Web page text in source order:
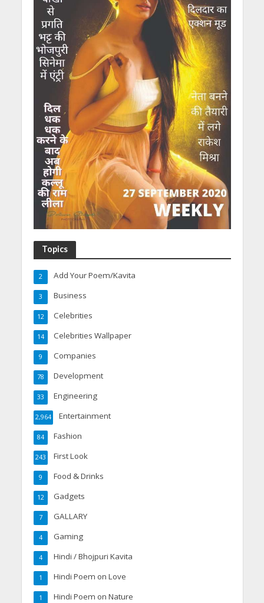
Topics
Add Your Poem/Kavita
2
Business
3
Celebrities
12
Celebrities Wallpaper
14
Companies
9
Development
78
Engineering
33
Entertainment
2,964
Fashion
84
First Look
243
Food & Drinks
9
Gadgets
12
GALLARY
7
Gaming
4
Hindi / Bhojpuri Kavita
4
Hindi Poem on Love
1
Hindi Poem on Nature
1